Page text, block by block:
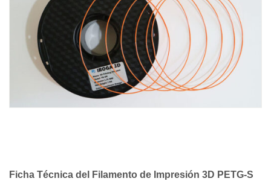
Ficha Técnica del Filamento de Impresión 3D PETG-S